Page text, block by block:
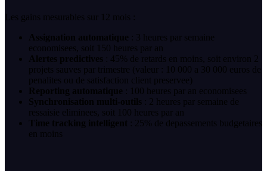
Les gains mesurables sur 12 mois :
Assignation automatique : 3 heures par semaine
economisees, soit 150 heures par an
Alertes predictives : 45% de retards en moins, soit environ 2
projets sauves par trimestre (valeur : 10 000 a 30 000 euros de
penalites ou de satisfaction client preservee)
Reporting automatique : 100 heures par an economisees
Synchronisation multi-outils : 2 heures par semaine de
ressaisie eliminees, soit 100 heures par an
Time tracking intelligent : 25% de depassements budgetaires
en moins